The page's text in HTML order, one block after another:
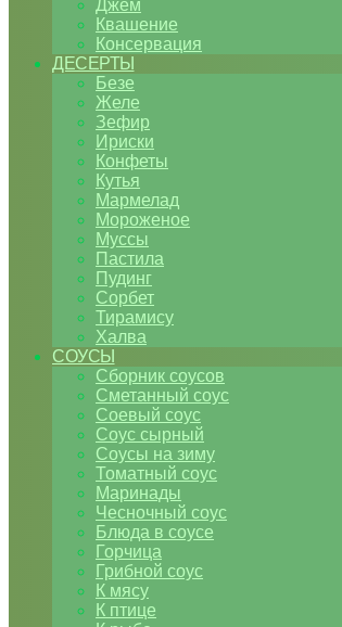
Джем
Квашение
Консервация
ДЕСЕРТЫ
Безе
Желе
Зефир
Ириски
Конфеты
Кутья
Мармелад
Мороженое
Муссы
Пастила
Пудинг
Сорбет
Тирамису
Халва
СОУСЫ
Сборник соусов
Сметанный соус
Соевый соус
Соус сырный
Соусы на зиму
Томатный соус
Маринады
Чесночный соус
Блюда в соусе
Горчица
Грибной соус
К мясу
К птице